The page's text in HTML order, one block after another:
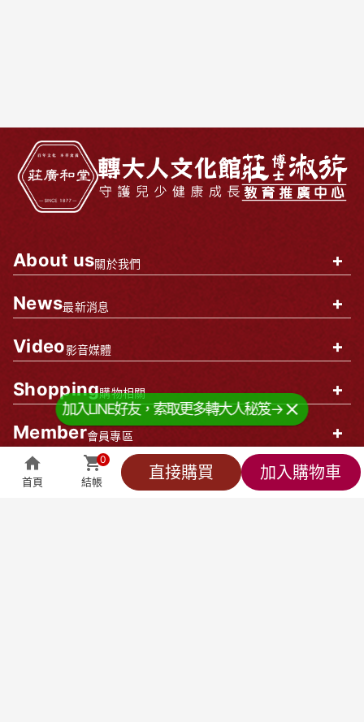
首頁 結帳
0
直接購買 加入購物車
加入LINE好友，索取更多轉大人秘笈→
About us關於我們 +
News最新消息 +
Video影音媒體 +
Shopping購物相關 +
Member會員專區 +
企業資訊
全部商品 萬能客服 貼心小編 會員專區
0
結帳